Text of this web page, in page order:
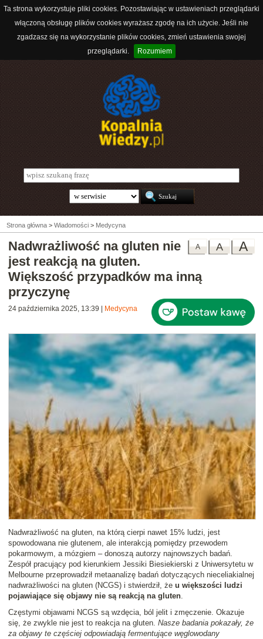
Ta strona wykorzystuje pliki cookies. Pozostawiając w ustawieniach przeglądarki
włączoną obsługę plików cookies wyrażasz zgodę na ich użycie. Jeśli nie
zgadzasz się na wykorzystanie plików cookies, zmień ustawienia swojej
przeglądarki.
Rozumiem
Strona główna > Wiadomości > Medycyna
A
A
A
Nadwrażliwość na gluten nie
jest reakcją na gluten.
Większość przypadków ma inną
przyczynę
24 października 2025, 13:39 Medycyna
Nadwrażliwość na gluten, na którą cierpi nawet 15% ludzi, jest
spowodowana nie glutenem, ale interakcją pomiędzy przewodem
pokarmowym, a mózgiem – donoszą autorzy najnowszych badań.
Zespół pracujący pod kierunkiem Jessiki Biesiekierski z Uniwersytetu w
Melbourne przeprowadził metaanalizę badań dotyczących nieceliakialnej
nadwrażliwości na gluten (NCGS) i stwierdził, że u większości ludzi
pojawiające się objawy nie są reakcją na gluten.
Częstymi objawami NCGS są wzdęcia, ból jelit i zmęczenie. Okazuje
się, że zwykle nie jest to reakcja na gluten. Nasze badania pokazały, że
za objawy te częściej odpowiadają fermentujące węglowodany